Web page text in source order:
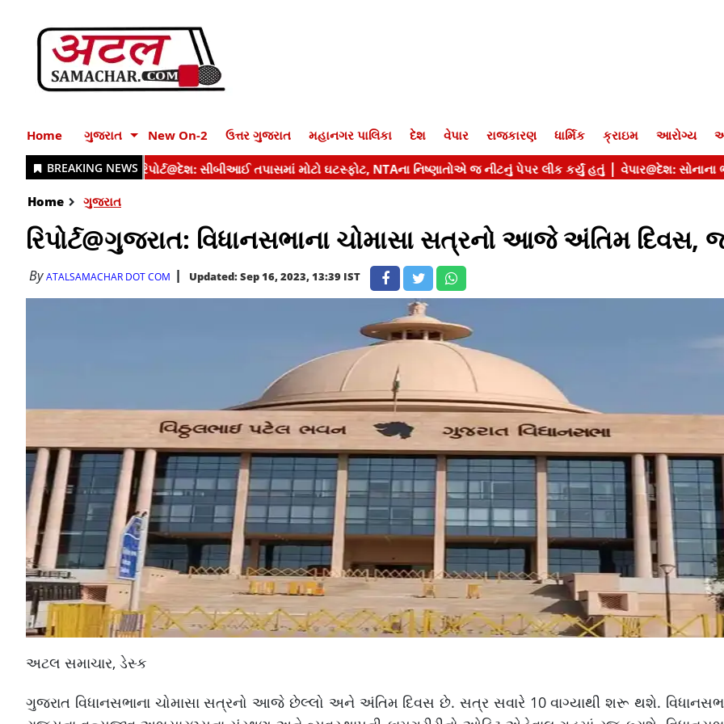
Home ગુજરાત New On-2 ઉત્તર ગુજરાત મહાનગર પાલિકા દેશ વેપાર રાજકારણ ધાર્મિક ક્રાઇમ આરોગ્ય
Home ગુજરાત
રિપોર્ટ@ગુજરાત: વિધાનસભાના ચોમાસા સત્રનો આજે અંતિમ દિવસ,
ByATALSAMACHAR DOT COM Updated: Sep 16, 2023, 13:39 IST
અટલ સમાચાર, ડેસ્ક
ગુજરાત વિધાનસભાના ચોમાસા સત્રનો આજે છેલ્લો અને અંતિમ દિવસ છે. સત્ર સવારે 10 વાગ્યાથી શરૂ થશે.